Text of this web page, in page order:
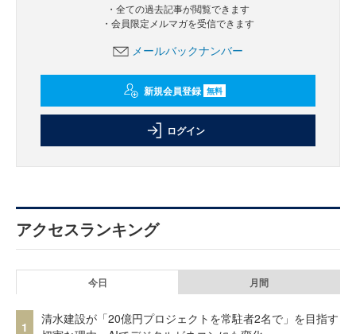
・全ての過去記事が閲覧できます
・会員限定メルマガを受信できます
メールバックナンバー
新規会員登録 無料
ログイン
アクセスランキング
今日 月間
1
清水建設が「20億円プロジェクトを常駐者2名で」を目指す